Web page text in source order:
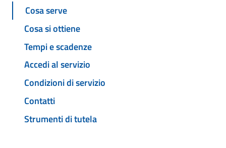
Cosa serve
Cosa si ottiene
Tempi e scadenze
Accedi al servizio
Condizioni di servizio
Contatti
Strumenti di tutela